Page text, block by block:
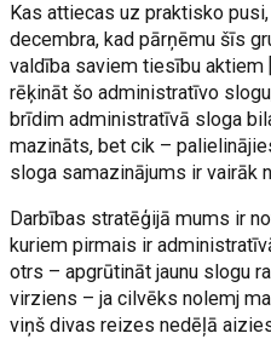
Kas attiecas uz praktisko
decembra, kad pārņēmu šīs
valdība saviem tiesību
rēķināt šo administratīvo
brīdim administratīvā sloga
mazināts, bet cik –
sloga samazinājums ir vairāk
Darbības stratēģijā mums ir
kuriem pirmais ir
otrs – apgrūtināt jaunu slogu
virziens – ja cilvēks nolemj
viņš divas reizes nedēļā